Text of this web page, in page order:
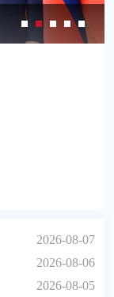
2026-08-07
2026-08-06
2026-08-05